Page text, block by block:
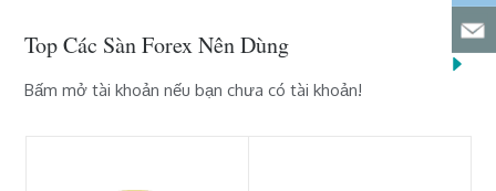
Top Các Sàn Forex Nên Dùng
Bấm mở tài khoản nếu bạn chưa có tài khoản!